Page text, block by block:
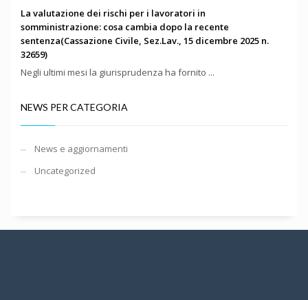
La valutazione dei rischi per i lavoratori in
somministrazione: cosa cambia dopo la recente
sentenza(Cassazione Civile, Sez.Lav., 15 dicembre 2025 n.
32659)
Negli ultimi mesi la giurisprudenza ha fornito ...
NEWS PER CATEGORIA
News e aggiornamenti
Uncategorized